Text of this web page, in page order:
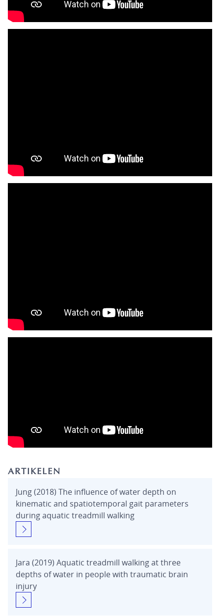
ARTIKELEN
Jung (2018) The influence of water depth on
kinematic and spatiotemporal gait parameters
during aquatic treadmill walking
Jara (2019) Aquatic treadmill walking at three
depths of water in people with traumatic brain
injury